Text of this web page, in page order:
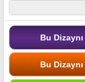
Bu
Bu Dizaynı